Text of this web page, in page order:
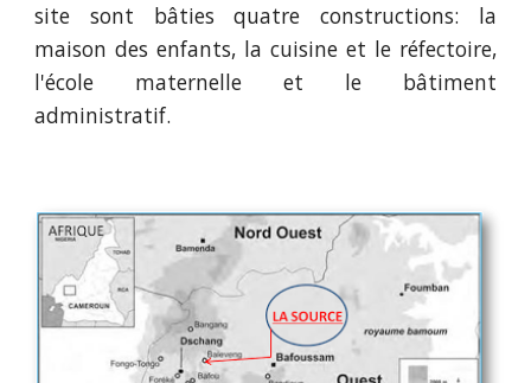
site sont bâties quatre constructions: la
maison des enfants, la cuisine et le réfectoire,
l'école maternelle et le bâtiment
administratif.